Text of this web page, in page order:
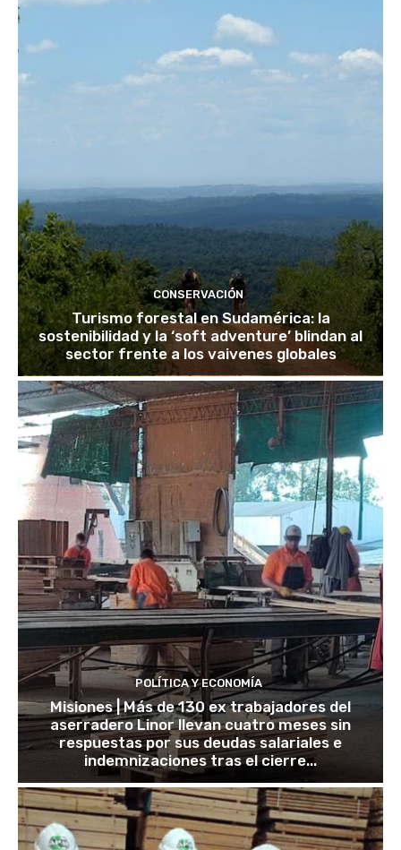
CONSERVACIÓN
Turismo forestal en Sudamérica: la
sostenibilidad y la ‘soft adventure’ blindan al
sector frente a los vaivenes globales
POLÍTICA Y ECONOMÍA
Misiones | Más de 130 ex trabajadores del
aserradero Linor llevan cuatro meses sin
respuestas por sus deudas salariales e
indemnizaciones tras el cierre...